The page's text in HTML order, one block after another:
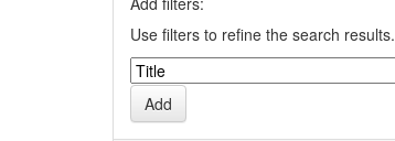
Use filters to refine the search results.